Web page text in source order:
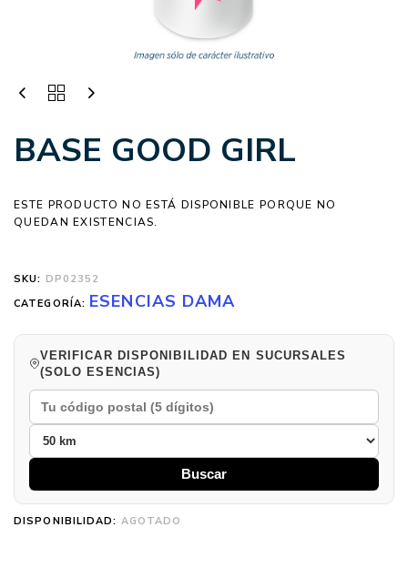
BASE GOOD GIRL
ESTE PRODUCTO NO ESTÁ DISPONIBLE PORQUE NO
QUEDAN EXISTENCIAS.
SKU: DP02352
CATEGORÍA: ESENCIAS DAMA
VERIFICAR DISPONIBILIDAD EN SUCURSALES
(SOLO ESENCIAS)
Buscar
DISPONIBILIDAD: AGOTADO